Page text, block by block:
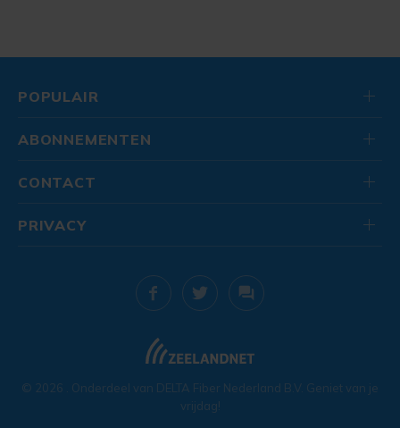
POPULAIR
ABONNEMENTEN
CONTACT
© 2026 . Onderdeel van DELTA Fiber Nederland B.V. Geniet van je
vrijdag!
PRIVACY